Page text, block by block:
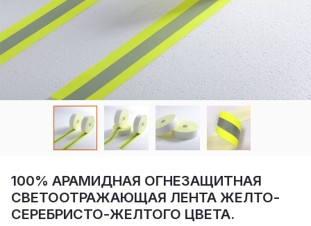
О КИНАССТАРС
Новый продукт
Сертификат
Каталог
100% АРАМИДНАЯ ОГНЕЗАЩИТНАЯ
СВЕТООТРАЖАЮЩАЯ ЛЕНТА ЖЕЛТО-
СЕРЕБРИСТО-ЖЕЛТОГО ЦВЕТА.